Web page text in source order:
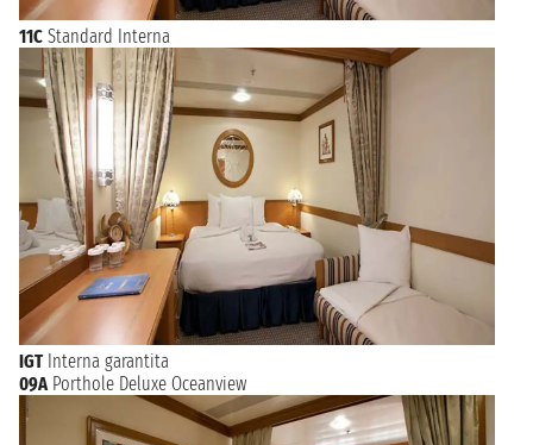
11C Standard Interna
IGT Interna garantita
09A Porthole Deluxe Oceanview